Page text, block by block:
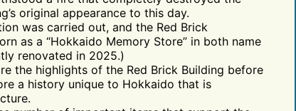
original appearance to this day.
was carried out, and the Red Brick
as a “Hokkaido Memory Store” in both name
renovated in 2025.)
the highlights of the Red Brick Building before
a history unique to Hokkaido that is